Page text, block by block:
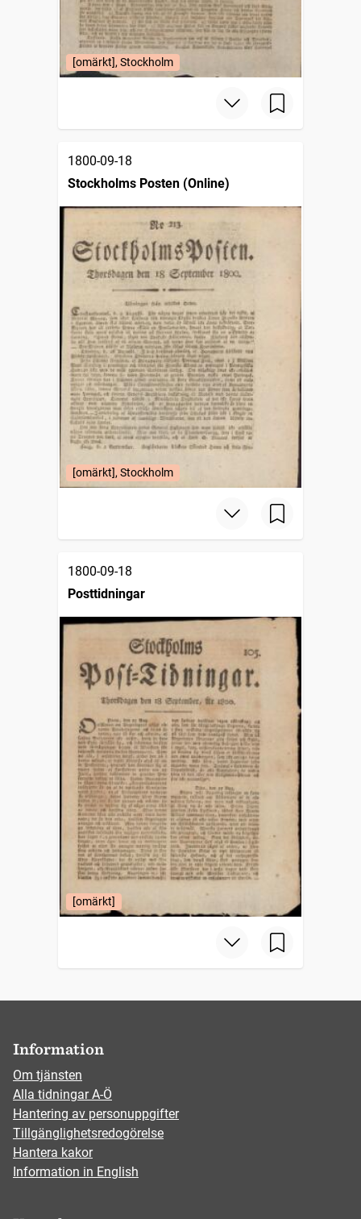
[omärkt], Stockholm
1800-09-18
Stockholms Posten (Online)
[omärkt], Stockholm
1800-09-18
Posttidningar
[omärkt]
Information
Om tjänsten
Alla tidningar A-Ö
Hantering av personuppgifter
Tillgänglighetsredogörelse
Hantera kakor
Information in English